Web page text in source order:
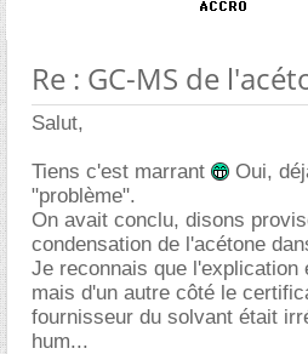
Re : GC-MS de
Salut,
Tiens c'est marrant
Oui,
"problème".
On avait conclu, disons
condensation de l'acétone
Je reconnais que l'explication
mais d'un autre côté le
fournisseur du solvant était
hum...